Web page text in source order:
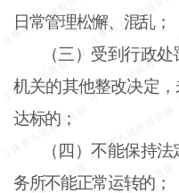
日常管理松懈、混乱；
（三）受到行政
机关的其他整改决定
达标的；
（四）不能保持
务所不能正常运转的；